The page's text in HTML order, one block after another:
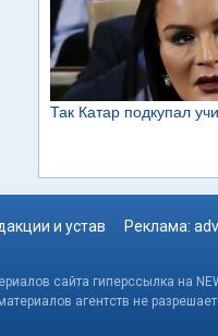
и устав Реклама:
сайта гиперссылка на
агентств не